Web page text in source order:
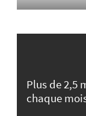
Plus de 2,5
chaque